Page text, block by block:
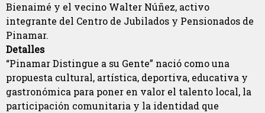
Bienaimé y el vecino Walter Núñez, activo
integrante del Centro de Jubilados y Pensionados de
Pinamar.
Detalles
“Pinamar Distingue a su Gente” nació como una
propuesta cultural, artística, deportiva, educativa y
gastronómica para poner en valor el talento local, la
participación comunitaria y la identidad que